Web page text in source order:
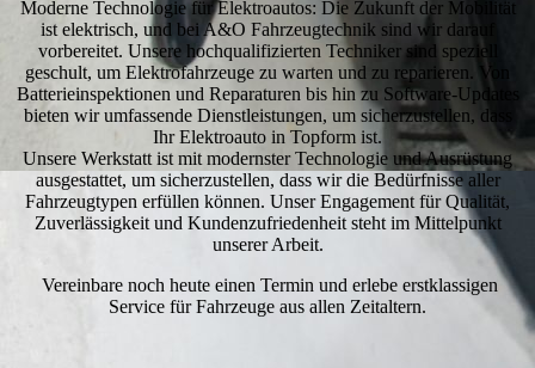
Moderne Technologie für Elektroautos: Die Zukunft der Mobilität
ist elektrisch, und bei A&O Fahrzeugtechnik sind wir darauf
vorbereitet. Unsere hochqualifizierten Techniker sind speziell
geschult, um Elektrofahrzeuge zu warten und zu reparieren. Von
Batterieinspektionen und Reparaturen bis hin zu Software-Updates
bieten wir umfassende Dienstleistungen, um sicherzustellen, dass
Ihr Elektroauto in Topform ist.
Unsere Werkstatt ist mit modernster Technologie und Ausrüstung
ausgestattet, um sicherzustellen, dass wir die Bedürfnisse aller
Fahrzeugtypen erfüllen können. Unser Engagement für Qualität,
Zuverlässigkeit und Kundenzufriedenheit steht im Mittelpunkt
unserer Arbeit.
Vereinbare noch heute einen Termin und erlebe erstklassigen
Service für Fahrzeuge aus allen Zeitaltern.